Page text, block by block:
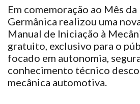
Em comemoração ao Mês
Germânica realizou uma
Manual de Iniciação à
gratuito, exclusivo para o
focado em autonomia,
conhecimento técnico
mecânica automotiva.